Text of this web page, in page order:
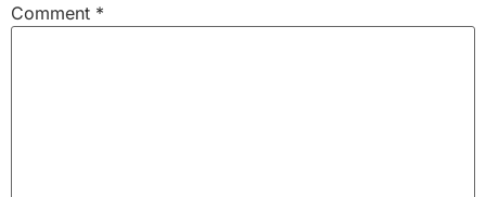
Comment *